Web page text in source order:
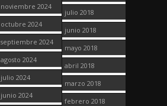
noviembre 2024
octubre 2024
septiembre 2024
agosto 2024
julio 2024
junio 2024
julio 2018
junio 2018
mayo 2018
abril 2018
marzo 2018
febrero 2018